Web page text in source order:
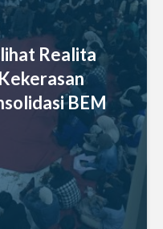
Realita
BEM